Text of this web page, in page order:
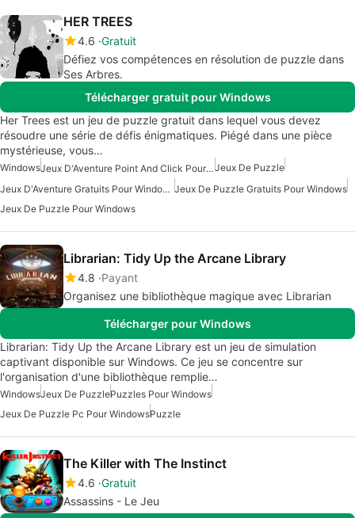
HER TREES
4.6 Gratuit
Défiez vos compétences en résolution de puzzle dans
Ses Arbres.
Télécharger gratuit pour Windows
Her Trees est un jeu de puzzle gratuit dans lequel vous devez
résoudre une série de défis énigmatiques. Piégé dans une pièce
mystérieuse, vous…
Windows Jeux D'Aventure Point And Click Pour WindowsJeux De Puzzle
Jeux D'Aventure Gratuits Pour Windows Jeux De Puzzle Gratuits Pour Windows
Jeux De Puzzle Pour Windows
Librarian: Tidy Up the Arcane Library
4.8 Payant
Organisez une bibliothèque magique avec Librarian
Télécharger pour Windows
Librarian: Tidy Up the Arcane Library est un jeu de simulation
captivant disponible sur Windows. Ce jeu se concentre sur
l'organisation d'une bibliothèque remplie…
WindowsJeux De PuzzlePuzzles Pour Windows
Jeux De Puzzle Pc Pour WindowsPuzzle
The Killer with The Instinct
4.6 Gratuit
Assassins - Le Jeu